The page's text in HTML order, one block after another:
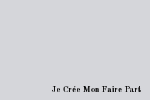
Je Crée Mon Faire Part